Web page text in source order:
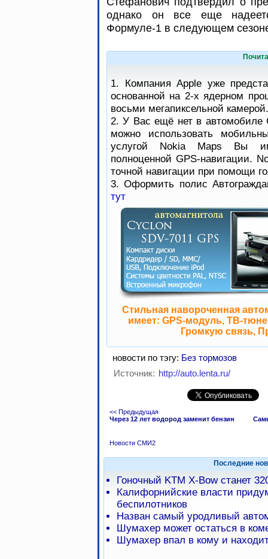
однако он все еще
Формуле-1 в следующем
1. Компания Apple уже
основанной на 2-х ядерном
восьми мегапиксельной камерой.
2. У Вас ещё нет в автомобиле
можно использовать
услугой Nokia Maps Вы
полноценной GPS-навигации.
точной навигации при помощи
3. Оформить полис
тут
Стильная навороченная
имеет: GPS-модуль, ТВ-
Громкую связь,
новости по тэгу: Без тормозов
Источник: http://auto.lenta.ru/
<< Предыдущая
Через 12 лет водород заменит бензин
Новости СМИ2
Последние
Гоночный KTM X-Bow станет
Калифорнийские власти
беспилотников
Назван самый уродливый
Шумахер может остаться в
Шумахер впал в кому и